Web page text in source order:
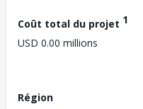
Coût total du projet 1
USD 0.00 millions
Région